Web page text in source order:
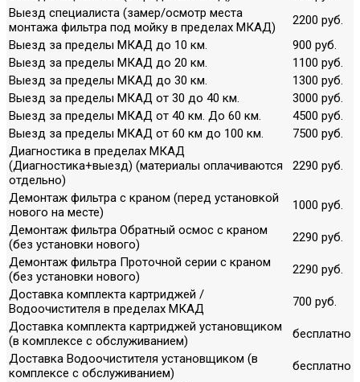
Выезд специалиста (замер/осмотр места
монтажа фильтра под мойку в пределах МКАД)
2200 руб.
Выезд за пределы МКАД до 10 км.
900 руб.
Выезд за пределы МКАД до 20 км.
1100 руб.
Выезд за пределы МКАД до 30 км.
1300 руб.
Выезд за пределы МКАД от 30 до 40 км.
3000 руб.
Выезд за пределы МКАД от 40 км. До 60 км.
4500 руб.
Выезд за пределы МКАД от 60 км до 100 км.
7500 руб.
Диагностика в пределах МКАД
(Диагностика+выезд) (материалы оплачиваются
отдельно)
2290 руб.
Демонтаж фильтра с краном (перед установкой
нового на месте)
1000 руб.
Демонтаж фильтра Обратный осмос с краном
(без установки нового)
2290 руб.
Демонтаж фильтра Проточной серии с краном
(без установки нового)
2290 руб.
Доставка комплекта картриджей /
Водоочистителя в пределах МКАД
700 руб.
Доставка комплекта картриджей установщиком
(в комплексе с обслуживанием)
бесплатно
Доставка Водоочистителя установщиком (в
комплексе с обслуживанием)
бесплатно